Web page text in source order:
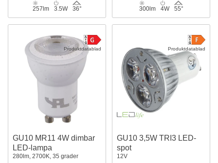
257lm 3.5W 36° 300lm 4W 55°
Produktdatablad
GU10 MR11 4W dimbar
LED-lampa
280lm, 2700K, 35 grader
Produktdatablad
GU10 3,5W TRI3 LED-
spot
12V